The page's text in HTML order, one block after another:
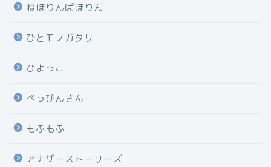
ねほりんぱほりん
ひとモノガタリ
ひよっこ
べっぴんさん
もふもふ
アナザーストーリーズ